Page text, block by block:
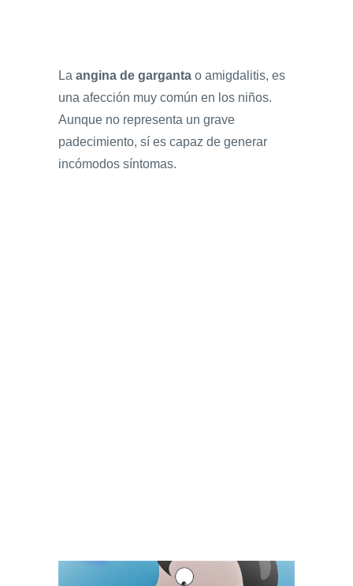
La angina de garganta o amigdalitis, es
una afección muy común en los niños.
Aunque no representa un grave
padecimiento, sí es capaz de generar
incómodos síntomas.